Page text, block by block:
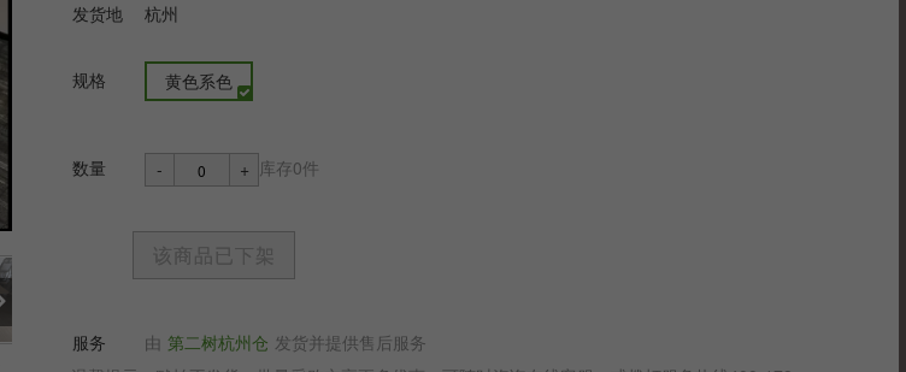
发货地 杭州
规格 黄色系色
数量 - + 库存0件
该商品已下架
服务 由 第二树杭州仓 发货并提供售后服务